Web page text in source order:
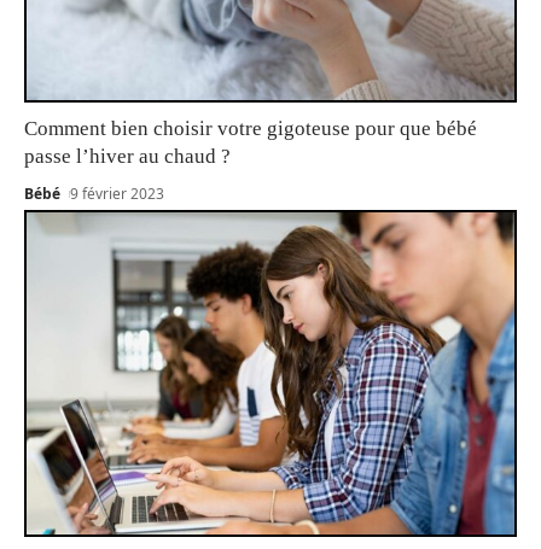
Comment bien choisir votre gigoteuse pour que bébé
passe l’hiver au chaud ?
Bébé 9 février 2023